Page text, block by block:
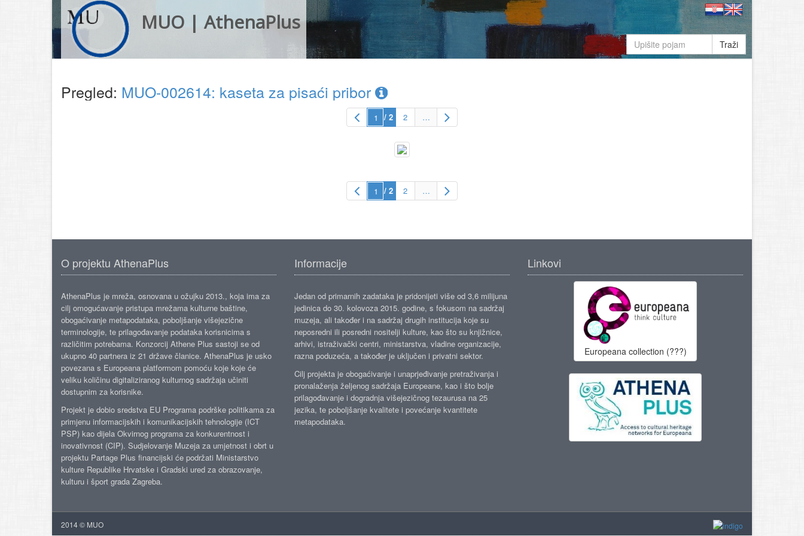
MUO | AthenaPlus
Traži
Pregled: MUO-002614: kaseta za pisaći pribor
/ 2 2 …
/ 2 2 …
O projektu AthenaPlus
AthenaPlus je mreža, osnovana u ožujku 2013., koja ima za
cilj omogućavanje pristupa mrežama kulturne baštine,
obogaćivanje metapodataka, poboljšanje višejezične
terminologije, te prilagođavanje podataka korisnicima s
različitim potrebama. Konzorcij Athene Plus sastoji se od
ukupno 40 partnera iz 21 države članice. AthenaPlus je usko
povezana s Europeana platformom pomoću koje koje će
veliku količinu digitaliziranog kulturnog sadržaja učiniti
dostupnim za korisnike.
Projekt je dobio sredstva EU Programa podrške politikama za
primjenu informacijskih i komunikacijskih tehnologije (ICT
PSP) kao dijela Okvirnog programa za konkurentnost i
inovativnost (CIP). Sudjelovanje Muzeja za umjetnost i obrt u
projektu Partage Plus financijski će podržati Ministarstvo
kulture Republike Hrvatske i Gradski ured za obrazovanje,
kulturu i šport grada Zagreba.
Informacije
Jedan od primarnih zadataka je pridonijeti više od 3,6 milijuna
jedinica do 30. kolovoza 2015. godine, s fokusom na sadržaj
muzeja, ali također i na sadržaj drugih institucija koje su
neposredni ili posredni nositelji kulture, kao što su knjižnice,
arhivi, istraživački centri, ministarstva, vladine organizacije,
razna poduzeća, a također je uključen i privatni sektor.
Cilj projekta je obogaćivanje i unaprjeđivanje pretraživanja i
pronalaženja željenog sadržaja Europeane, kao i što bolje
prilagođavanje i dogradnja višejezičnog tezaurusa na 25
jezika, te poboljšanje kvalitete i povećanje kvantitete
metapodataka.
Linkovi
Europeana collection (???)
2014 © MUO